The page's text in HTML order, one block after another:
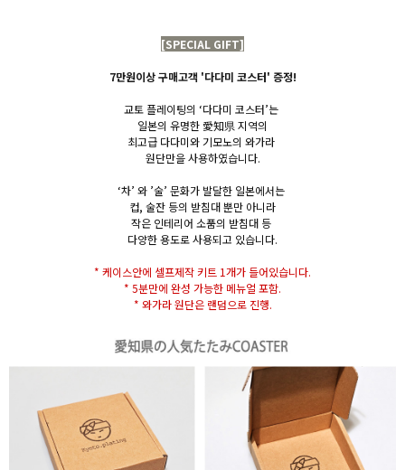
[SPECIAL GIFT]
7만원이상 구매고객 '다다미 코스터' 증정!
교토 플레이팅의 ‘다다미 코스터’는
일본의 유명한 愛知県 지역의
최고급 다다미와 기모노의 와가라
원단만을사용하였습니다.
‘차’ 와 ’술’ 문화가 발달한 일본에서는
컵, 술잔 등의 받침대 뿐만 아니라
작은 인테리어 소품의 받침대 등
다양한 용도로 사용되고 있습니다.
* 케이스안에 셀프제작 키트 1개가 들어있습니다.
* 5분만에 완성 가능한 메뉴얼 포함.
* 와가라 원단은 랜덤으로 진행.